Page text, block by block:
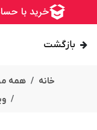
بازگشت
خانه همه